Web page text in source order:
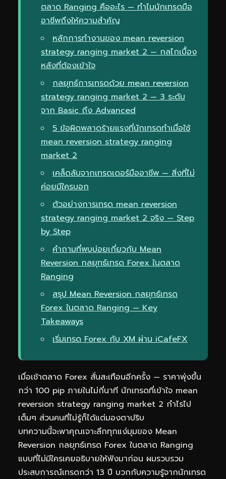
ตลาด Ranging คืออะไร — ทำไมนักเทรดมือ
อาชีพถึงให้ความสำคัญ
หลักการทำงานของ mean reversion
strategy ranging market 2 — กลไกเบื้อง
หลังที่ต้องเข้าใจ
กลยุทธ์การเทรดด้วย mean reversion
strategy ranging market 2 — 3 ระดับ
จาก Basic ถึง Advanced
5 ข้อผิดพลาดร้ายแรงที่นักเทรดทำเมื่อใช้
mean reversion strategy ranging
market 2
เคล็ดลับจากเทรดเดอร์มืออาชีพ — สิ่งที่ไม่
ค่อยมีใครบอก
ตัวอย่างการเทรด mean reversion
strategy ranging market 2 จริง — Step
by Step
คำถามที่พบบ่อยเกี่ยวกับ Mean
Reversion กลยุทธ์เทรด Forex ในตลาด
Ranging
สรุป Mean Reversion กลยุทธ์เทรด
Forex ในตลาด Ranging — Key
Takeaways
เริ่มเทรด Forex กับ XM ผ่าน iCafeFX
เมื่อเช้าตลาด Forex สั่นสะเทือนอีกครั้ง — ราคาพุ่งขึ้น
กว่า 100 pip ภายในไม่กี่นาที นักเทรดที่เข้าใจ mean
reversion strategy ranging market 2 กำไรไป
เต็มๆ ส่วนคนที่ไม่รู้ก็ได้แต่มองตาปริบ
บทความนี้จะพาคุณเจาะลึกทุกแง่มุมของ Mean
Reversion กลยุทธ์เทรด Forex ในตลาด Ranging
แบบที่ไม่มีใครเคยอธิบายให้ฟังมาก่อน ผมรวบรวม
ประสบการณ์เทรดกว่า 13 ปี บวกกับความรู้จากนักเทรด